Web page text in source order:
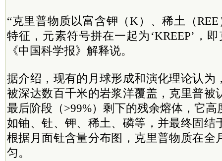
“克里普物质以富含钾（K）、稀土（
特征，元素符号拼在一起为‘KREEP’，
《中国科学报》解释说。
据介绍，现有的月球形成和演化理论认为
被深达数百千米的岩浆洋覆盖，克里普被
最后阶段（>99%）剩下的残余熔体，它
如铀、钍、钾、稀土、磷等，并最终固结
根据月面钍含量分布图，克里普物质在全
匀。